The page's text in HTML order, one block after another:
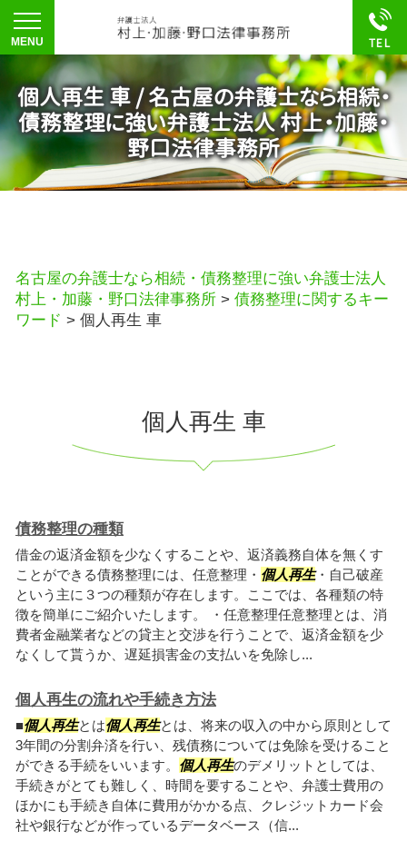
個人再生 車 / 名古屋の弁護士なら相続・
債務整理に強い弁護士法人 村上・加藤・
野口法律事務所
名古屋の弁護士なら相続・債務整理に強い弁護士法人
村上・加藤・野口法律事務所 > 債務整理に関するキー
ワード > 個人再生 車
個人再生 車
債務整理の種類
借金の返済金額を少なくすることや、返済義務自体を無くす
ことができる債務整理には、任意整理・ 個人再生・自己破産
という主に３つの種類が存在します。ここでは、各種類の特
徴を簡単にご紹介いたします。 ・任意整理任意整理とは、消
費者金融業者などの貸主と交渉を行うことで、返済金額を少
なくして貰うか、遅延損害金の支払いを免除し...
個人再生の流れや手続き方法
■個人再生とは個人再生とは、将来の収入の中から原則として
3年間の分割弁済を行い、残債務については免除を受けること
ができる手続をいいます。 個人再生のデメリットとしては、
手続きがとても難しく、時間を要することや、弁護士費用の
ほかにも手続き自体に費用がかかる点、クレジットカード会
社や銀行などが作っているデータベース（信...